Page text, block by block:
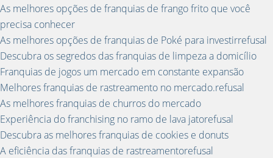
As melhores opções de franquias de frango frito que você
precisa conhecer
As melhores opções de franquias de Poké para investirrefusal
Descubra os segredos das franquias de limpeza a domicílio
Franquias de jogos um mercado em constante expansão
Melhores franquias de rastreamento no mercado.refusal
As melhores franquias de churros do mercado
Experiência do franchising no ramo de lava jatorefusal
Descubra as melhores franquias de cookies e donuts
A eficiência das franquias de rastreamentorefusal